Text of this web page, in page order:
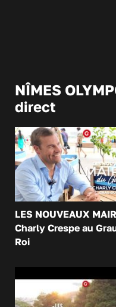
NÎMES
direct
LES NOUVEAUX
Charly Crespe au
Roi